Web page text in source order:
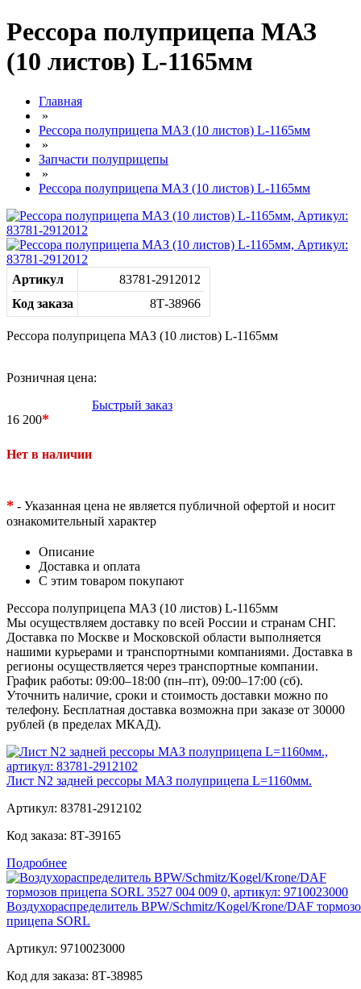
Рессора полуприцепа МАЗ
(10 листов) L-1165мм
Главная
»
Рессора полуприцепа МАЗ (10 листов) L-1165мм
»
Запчасти полуприцепы
»
Рессора полуприцепа МАЗ (10 листов) L-1165мм
Артикул
83781-2912012
Код заказа
8Т-38966
Рессора полуприцепа МАЗ (10 листов) L-1165мм
Розничная цена:
16 200*
Нет в наличии
Быстрый заказ
* - Указанная цена не является публичной офертой и носит
ознакомительный характер
Описание
Доставка и оплата
С этим товаром покупают
Рессора полуприцепа МАЗ (10 листов) L-1165мм
Мы осуществляем доставку по всей России и странам СНГ.
Доставка по Москве и Московской области выполняется
нашими курьерами и транспортными компаниями. Доставка в
регионы осуществляется через транспортные компании.
График работы: 09:00–18:00 (пн–пт), 09:00–17:00 (сб).
Уточнить наличие, сроки и стоимость доставки можно по
телефону. Бесплатная доставка возможна при заказе от 30000
рублей (в пределах МКАД).
Лист N2 задней рессоры МАЗ полуприцепа L=1160мм.
Артикул: 83781-2912102
Код заказа: 8Т-39165
Подробнее
Воздухораспределитель BPW/Schmitz/Kogel/Krone/DAF
прицепа SORL
Артикул: 9710023000
Код для заказа: 8Т-38985